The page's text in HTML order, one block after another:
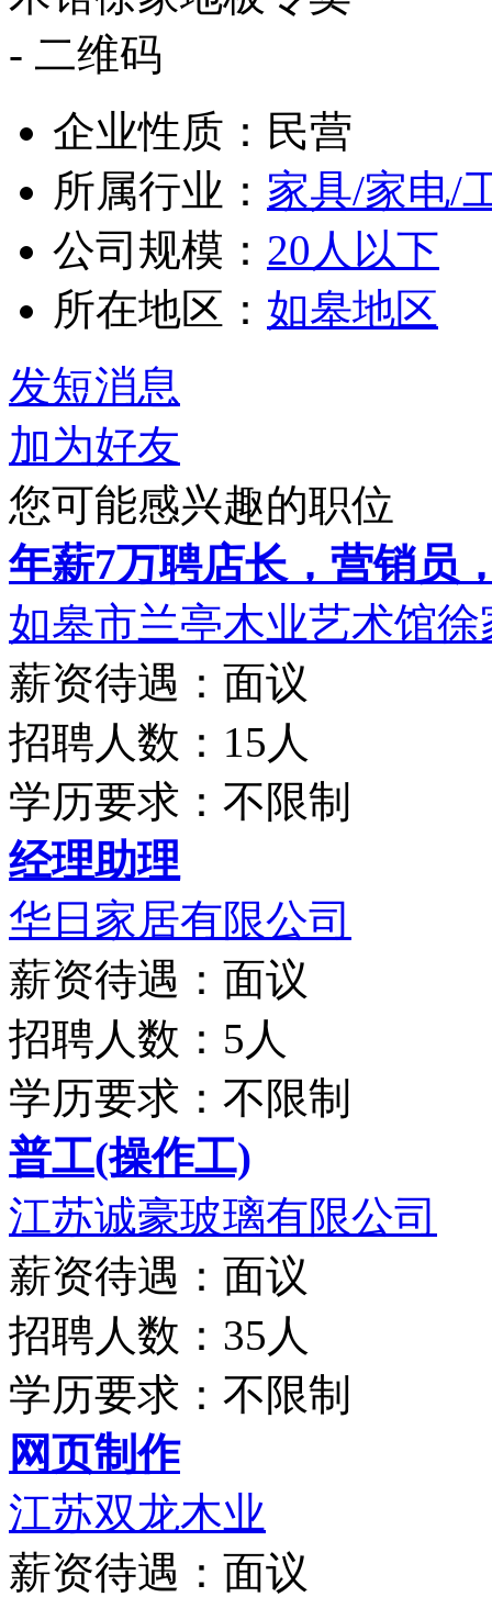
企业性质：民营
所属行业： 家具/家电/
公司规模： 20人以下
所在地区： 如皋地区
发短消息
加为好友
您可能感兴趣的职位
年薪7万聘店长，营销员
如皋市兰亭木业艺术馆徐
薪资待遇：面议
招聘人数：15人
学历要求：不限制
经理助理
华日家居有限公司
薪资待遇：面议
招聘人数：5人
学历要求：不限制
普工(操作工)
江苏诚豪玻璃有限公司
薪资待遇：面议
招聘人数：35人
学历要求：不限制
网页制作
江苏双龙木业
薪资待遇：面议